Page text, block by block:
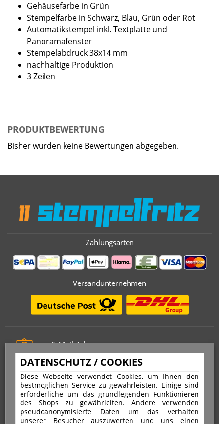
DATENSCHUTZ / COOKIES
Diese Webseite verwendet Cookies, um Ihnen den
bestmöglichen Service zu gewährleisten. Einige sind
erforderliche um das grundlegenden Funktionieren
des Shops zu gewährleiten. Andere verwenden
pseudoanonymisierte Daten um das verhalten
unserer Besucher auszuwerten und uns einen
Gehäusefarbe in Grün
Stempelfarbe in Schwarz, Blau, Grün oder Rot
Automatikstempel inkl. Textplatte und
Panoramafenster
Stempelabdruck 38x14 mm
nachhaltige Produktion
3 Zeilen
PRODUKTBEWERTUNG
Bisher wurden keine Bewertungen abgegeben.
Zahlungsarten
Versandunternehmen
E-Mail-Adresse
info@stempelfritz.de
Telefon
0221 677 812 08
Über uns